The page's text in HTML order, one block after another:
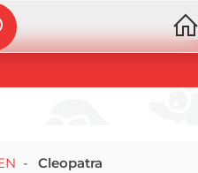
- Cleopatra